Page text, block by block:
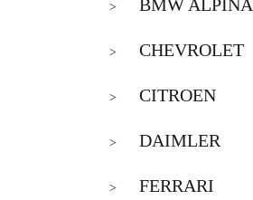
> BMW ALPINA
> CHEVROLET
> CITROEN
> DAIMLER
> FERRARI